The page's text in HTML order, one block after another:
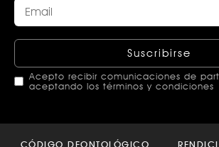
Suscribirse
Acepto recibir comunicaciones de
aceptando los términos y condiciones
CÓDIGO DEONTOLÓGICO